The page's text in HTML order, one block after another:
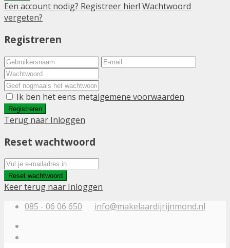
Een account nodig? Registreer hier! Wachtwoord
vergeten?
Registreren
Ik ben het eens metalgemene voorwaarden
Registreren
Terug naar Inloggen
Reset wachtwoord
Reset wachtwoord
Keer terug naar Inloggen
085 - 06 06 650
info@makelaardijrijnmond.nl